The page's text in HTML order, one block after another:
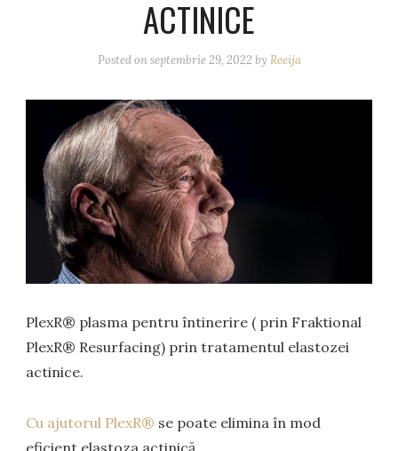
ACTINICE
Posted onseptembrie 29, 2022 by Reeija
PlexR® plasma pentru întinerire ( prin Fraktional
PlexR® Resurfacing) prin tratamentul elastozei
actinice.
Cu ajutorul PlexR® se poate elimina în mod
eficient elastoza actinică.